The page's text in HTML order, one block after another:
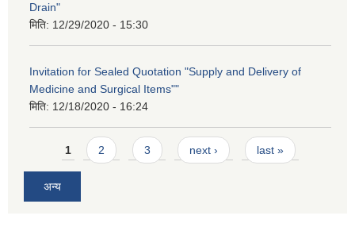
Drain"
मिति: 12/29/2020 - 15:30
Invitation for Sealed Quotation "Supply and Delivery of
Medicine and Surgical Items""
मिति: 12/18/2020 - 16:24
Pages
1 2 3 next › last »
अन्य